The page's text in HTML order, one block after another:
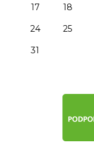
17
18
24
25
31